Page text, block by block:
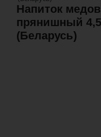
Напиток
прянишный
(Беларусь)